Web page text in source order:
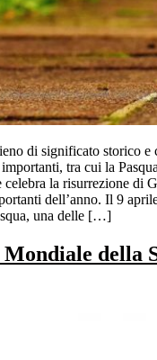
di significato storico e
tra cui la
la risurrezione di
dell’anno. Il 9
una delle […]
della